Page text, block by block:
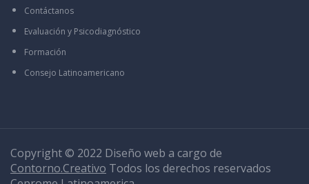
Contáctanos
Evaluación y Psicodiagnóstico
Formación
Consejo Latinoamericano
Copyright © 2022 Diseño web a cargo de
Contorno.Creativo Todos los derechos reservados